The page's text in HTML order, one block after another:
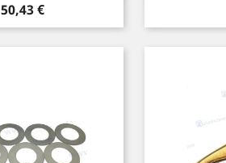
Prix
50,43 €